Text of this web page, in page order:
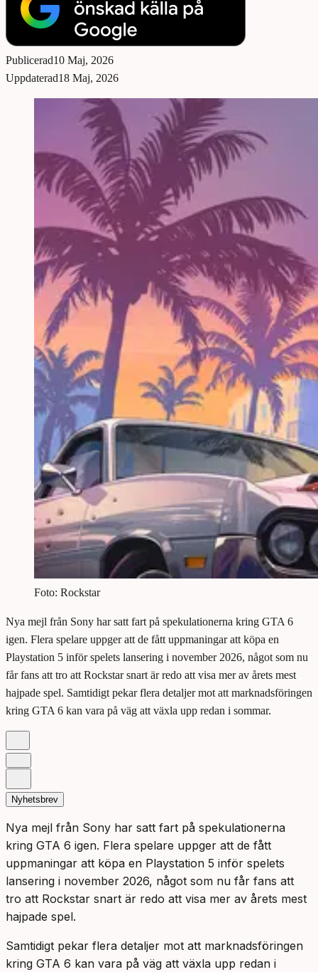
Publicerad10 Maj, 2026
Uppdaterad18 Maj, 2026
Foto: Rockstar
Nya mejl från Sony har satt fart på spekulationerna kring GTA 6
igen. Flera spelare uppger att de fått uppmaningar att köpa en
Playstation 5 inför spelets lansering i november 2026, något som nu
får fans att tro att Rockstar snart är redo att visa mer av årets mest
hajpade spel. Samtidigt pekar flera detaljer mot att marknadsföringen
kring GTA 6 kan vara på väg att växla upp redan i sommar.
Nyhetsbrev
Nya mejl från Sony har satt fart på spekulationerna
kring GTA 6 igen. Flera spelare uppger att de fått
uppmaningar att köpa en Playstation 5 inför spelets
lansering i november 2026, något som nu får fans att
tro att Rockstar snart är redo att visa mer av årets mest
hajpade spel.
Samtidigt pekar flera detaljer mot att marknadsföringen
kring GTA 6 kan vara på väg att växla upp redan i